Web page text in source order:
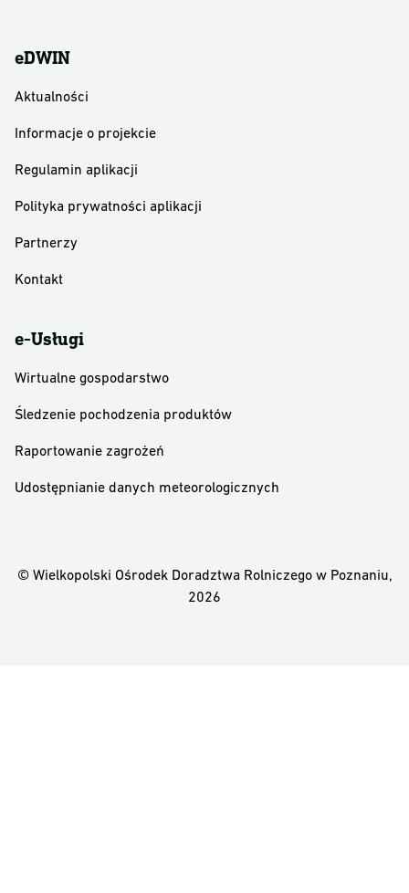
eDWIN
Aktualności
Informacje o projekcie
Regulamin aplikacji
Polityka prywatności aplikacji
Partnerzy
Kontakt
e-Usługi
Wirtualne gospodarstwo
Śledzenie pochodzenia produktów
Raportowanie zagrożeń
Udostępnianie danych meteorologicznych
© Wielkopolski Ośrodek Doradztwa Rolniczego w Poznaniu,
2026